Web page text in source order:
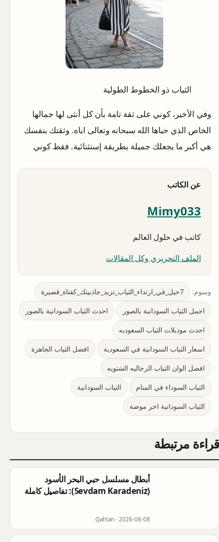
الثياب ذو الخطوط الطولية
وفي الأخير، كوني على ثقة تامة بأن كل أنثى لها جمالها
الخاص الذي حباها الله سبحانه وتعالى اياه. وثقتك بنفسك
هي أكبر ما يجعلك جميلة بطريقة إستثنائية. فقط كوني
عن الكاتب
Mimy033
كاتب في حلول العالم
الملف التحريري وكل المقالات
وسوم: 7حيل_في_ارتداء_الثياب_تزيد_جاذبيتك_كفتاة_قصيرة
اجمل الثياب السودانية بالصور احدث الثياب السودانية بالصور
احدث موديلات الثياب السعوديه
اسعار الثياب السودانية في السعودية افضل الثياب الجاهزة
افضل الوان الثياب الرجاليه الشتويه
الثياب السوداء في المنام الثياب السودانية
الثياب السودانية اخر موضة
قراءة مرتبطة
أبطال مسلسل حبي البحر الأسود
(Sevdam Karadeniz): تفاصيل كاملة
Qahtan · 2026-08-08